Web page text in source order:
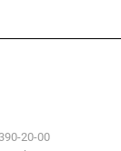
20-00